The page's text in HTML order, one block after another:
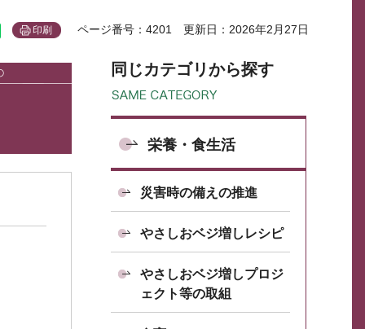
印刷 ページ番号：4201 更新日：2026年2月27日
同じカテゴリから探す
栄養・食生活
災害時の備えの推進
やさしおベジ増しレシピ
やさしおベジ増しプロジ
ェクト等の取組